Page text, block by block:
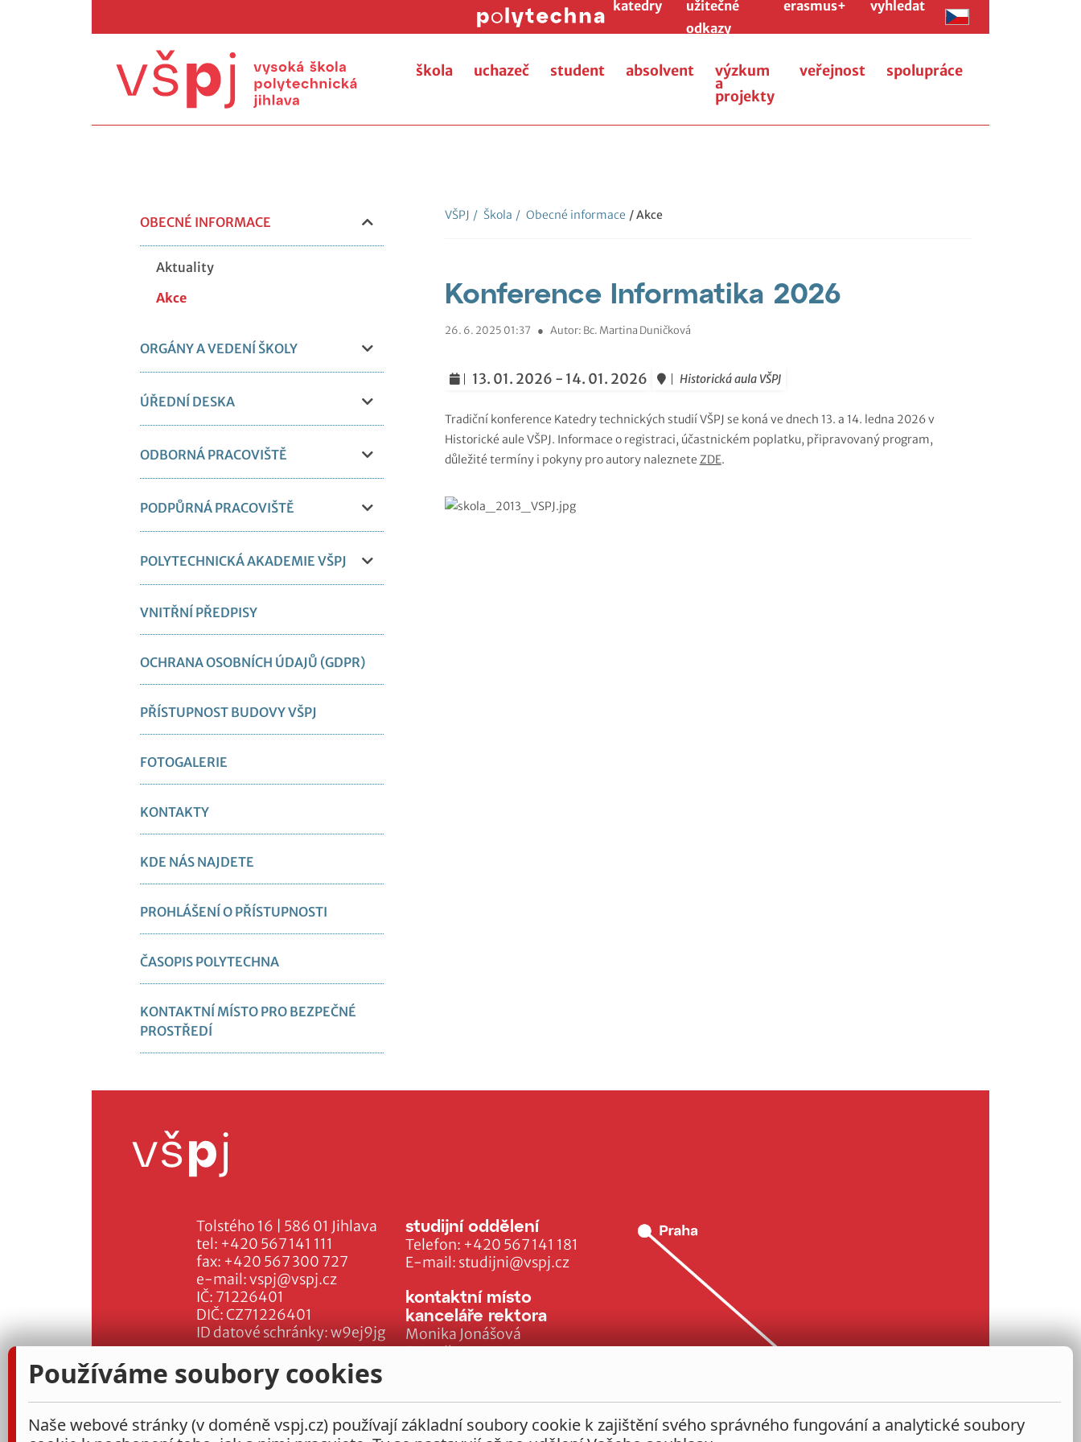
katedry
užitečné
odkazy
erasmus+ vyhledat
škola uchazeč student absolvent výzkum
a
projekty
veřejnost spolupráce
OBECNÉ INFORMACE
Aktuality
Akce
ORGÁNY A VEDENÍ ŠKOLY
ÚŘEDNÍ DESKA
ODBORNÁ PRACOVIŠTĚ
PODPŮRNÁ PRACOVIŠTĚ
POLYTECHNICKÁ AKADEMIE VŠPJ
VNITŘNÍ PŘEDPISY
OCHRANA OSOBNÍCH ÚDAJŮ (GDPR)
PŘÍSTUPNOST BUDOVY VŠPJ
FOTOGALERIE
KONTAKTY
KDE NÁS NAJDETE
PROHLÁŠENÍ O PŘÍSTUPNOSTI
ČASOPIS POLYTECHNA
KONTAKTNÍ MÍSTO PRO BEZPEČNÉ
PROSTŘEDÍ
VŠPJ / Škola / Obecné informace / Akce
Konference Informatika 2026
26. 6. 2025 01:37 ● Autor: Bc. Martina Duničková
13. 01. 2026 - 14. 01. 2026 Historická aula VŠPJ
Tradiční konference Katedry technických studií VŠPJ se koná ve dnech 13. a 14. ledna 2026 v
Historické aule VŠPJ. Informace o registraci, účastnickém poplatku, připravovaný program,
důležité termíny i pokyny pro autory naleznete ZDE.
Tolstého 16 | 586 01 Jihlava
tel: +420 567 141 111
fax: +420 567 300 727
e-mail:vspj@vspj.cz
IČ: 71226401
DIČ: CZ71226401
ID datové schránky: w9ej9jg
studijní oddělení
Telefon: +420 567 141 181
E-mail: studijni@vspj.cz
kontaktní místo
kanceláře rektora
Monika Jonášová
E-mail:
Používáme soubory cookies
Naše webové stránky (v doméně vspj.cz) používají základní soubory cookie k zajištění svého správného fungování a analytické soubory